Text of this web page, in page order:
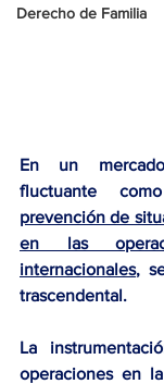
Derecho de Familia
En un
prevención de
en las
internacionales,
trascendental.
La
operaciones en